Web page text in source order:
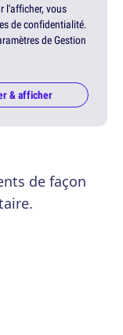
l'afficher, vous
de confidentialité.
de Gestion
& afficher
de façon